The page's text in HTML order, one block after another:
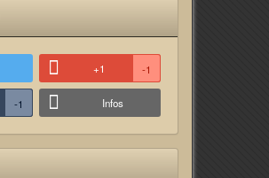
+1 -1
-1 Infos